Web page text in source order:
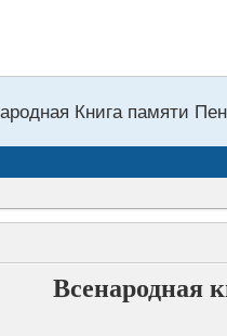
Книга памяти
Всенародная